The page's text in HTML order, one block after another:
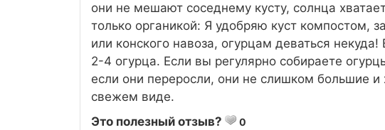
они не мешают соседнему кусту, солнца
только органикой: Я удобряю куст компостом,
или конского навоза, огурцам деваться
2-4 огурца. Если вы регулярно собираете
если они переросли, они не слишком большие
свежем виде.
Это полезный отзыв?
0